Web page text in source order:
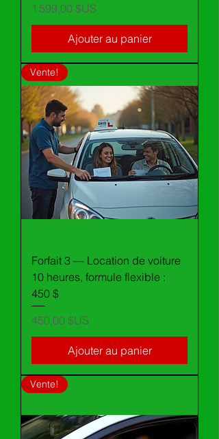
Prix
1 599,00 $US
Ajouter au panier
Vente!
Forfait 3 — Location de voiture
10 heures, formule flexible :
450 $
Prix
450,00 $US
Ajouter au panier
Vente!